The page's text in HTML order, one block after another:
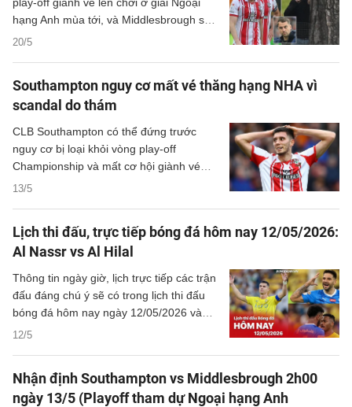
20/5
hạng Anh mùa tới, và Middlesbrough sẽ
thay thế họ đối đầu với Hull City.
Southampton nguy cơ mất vé thăng hạng NHA vì
scandal do thám
13/5
CLB Southampton có thể đứng trước
nguy cơ bị loại khỏi vòng play-off
Championship và mất cơ hội giành vé
thăng hạng lên Premier League nếu ủy
Middlesbrough trước trận bán kết play-
off.
Lịch thi đấu, trực tiếp bóng đá hôm nay 12/05/2026:
Al Nassr vs Al Hilal
12/5
Thông tin ngày giờ, lịch trực tiếp các trận
đấu đáng chú ý sẽ có trong lịch thi đấu
bóng đá hôm nay ngày 12/05/2026 và
rạng sáng mai cùng kênh phát sóng trực
Nhận định Southampton vs Middlesbrough 2h00
ngày 13/5 (Playoff tham dự Ngoại hạng Anh